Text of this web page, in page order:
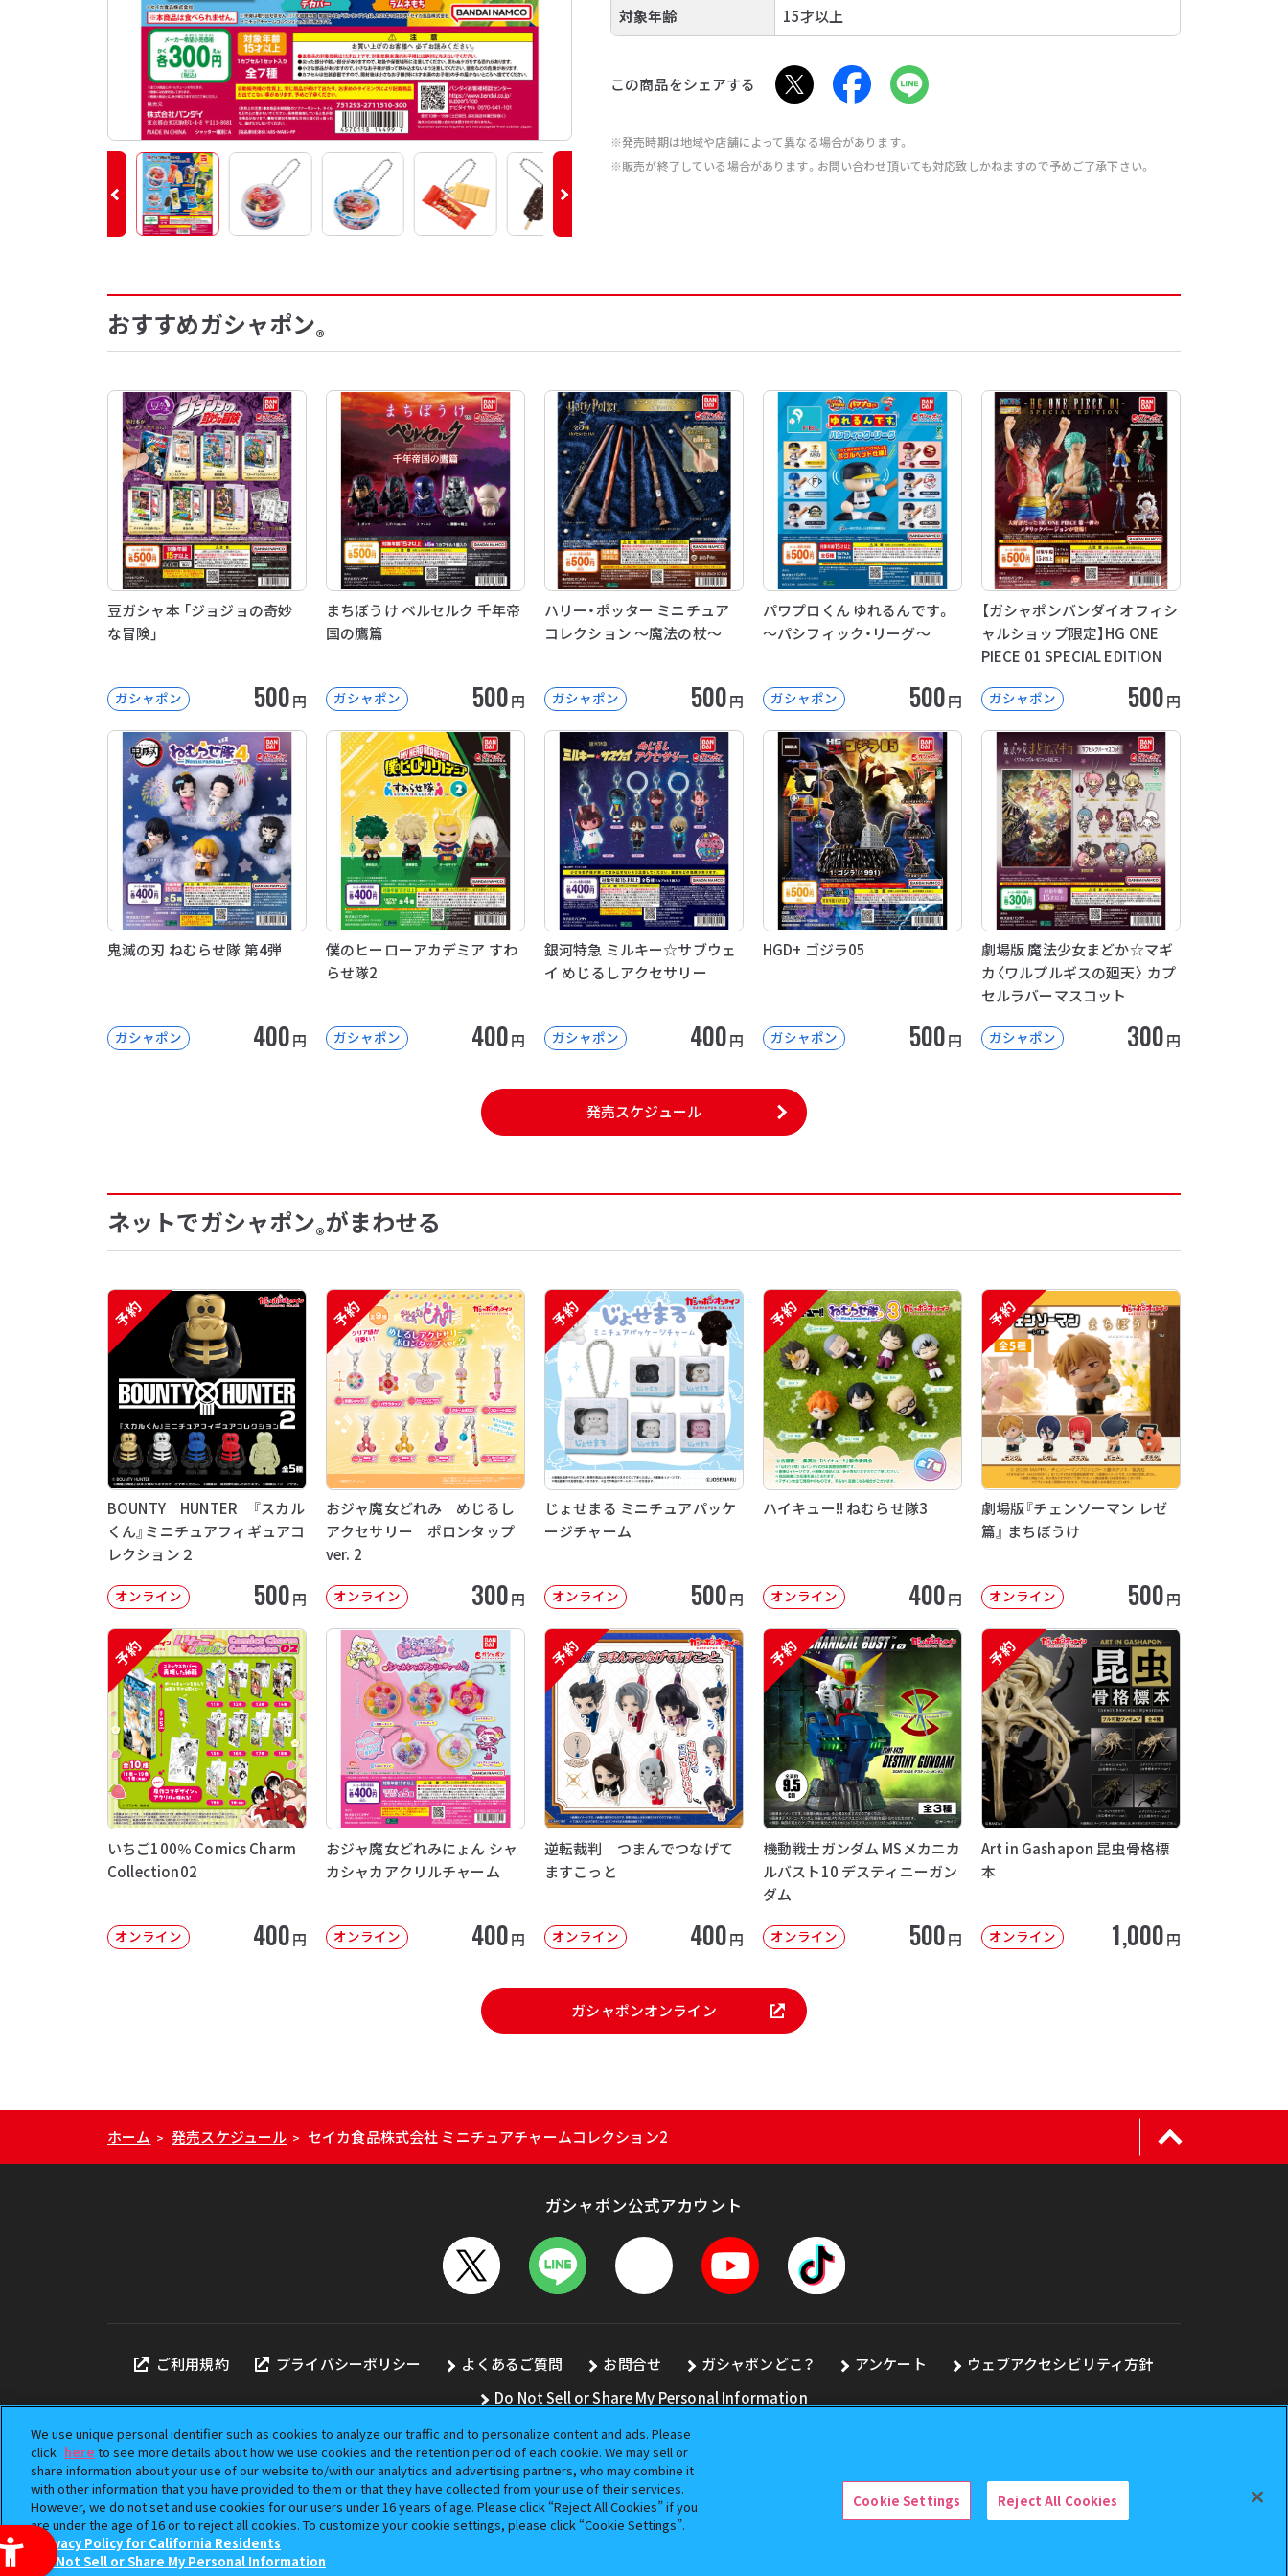
対象年齢 15才以上
この商品をシェアする
※発売時期は地域や店舗によって異なる場合があります。
※販売が終了している場合があります。お問い合わせ頂いても対応致しかねますので予めご了承下さい。
おすすめガシャポン®
豆ガシャ本 「ジョジョの奇妙
な冒険」
ガシャポン 500円
まちぼうけ ベルセルク 千年帝
国の鷹篇
ガシャポン 500円
ハリー・ポッター ミニチュア
コレクション ～魔法の杖～
ガシャポン 500円
パワプロくん ゆれるんです。
～パシフィック・リーグ～
ガシャポン 500円
【ガシャポンバンダイオフィシ
ャルショップ限定】HG ONE
PIECE 01 SPECIAL EDITION
ガシャポン 500円
鬼滅の刃 ねむらせ隊 第4弾
ガシャポン 400円
僕のヒーローアカデミア すわ
らせ隊2
ガシャポン 400円
銀河特急 ミルキー☆サブウェ
イ めじるしアクセサリー
ガシャポン 400円
HGD+ ゴジラ05
ガシャポン 500円
劇場版 魔法少女まどか☆マギ
カ〈ワルプルギスの廻天〉 カプ
セルラバーマスコット
ガシャポン 300円
発売スケジュール
ネットでガシャポン®がまわせる
予約
BOUNTY HUNTER 『スカル
くん』ミニチュアフィギュアコ
レクション２
オンライン 500円
予約
おジャ魔女どれみ めじるし
アクセサリー ポロンタップ
ver. 2
オンライン 300円
予約
じょせまる ミニチュアパッケ
ージチャーム
オンライン 500円
予約
ハイキュー!! ねむらせ隊3
オンライン 400円
予約
劇場版『チェンソーマン レゼ
篇』 まちぼうけ
オンライン 500円
予約
いちご100％ Comics Charm
Collection02
オンライン 400円
おジャ魔女どれみにょん シャ
カシャカアクリルチャーム
オンライン 400円
予約
逆転裁判 つまんでつなげて
ますこっと
オンライン 400円
予約
機動戦士ガンダム MSメカニカ
ルバスト10 デスティニーガン
ダム
オンライン 500円
予約
Art in Gashapon 昆虫骨格標
本
オンライン 1,000円
ガシャポンオンライン
ホーム > 発売スケジュール > セイカ食品株式会社 ミニチュアチャームコレクション2
ガシャポン公式アカウント
ご利用規約 プライバシーポリシー よくあるご質問 お問合せ ガシャポンどこ？ アンケート
ウェブアクセシビリティ方針
Do Not Sell or Share My Personal Information
本サイトに掲載されている全ての画像、文章、データの無断転用、転載をお断りします。
「ガシャポン」は株式会社バンダイの登録商標です。
©BANDAI
We use unique personal identifier such as cookies to analyze our traffic and to personalize content and ads. Please
click here to see more details about how we use cookies and the retention period of each cookie. We may sell or
share information about your use of our website to/with our analytics and advertising partners, who may combine it
with other information that you have provided to them or that they have collected from your use of their services.
However, we do not set and use cookies for our users under 16 years of age. Please click “Reject All Cookies” if you
are under the age of 16 or to reject all cookies. To customize your cookie settings, please click “Cookie Settings”.
Privacy Policy for California Residents
Do Not Sell or Share My Personal Information
Cookie Settings Reject All Cookies